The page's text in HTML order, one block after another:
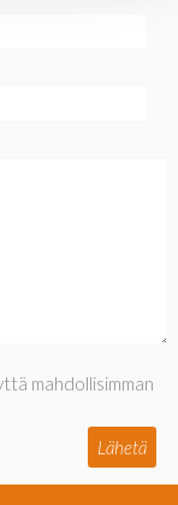
mahdollisimman
Lähetä